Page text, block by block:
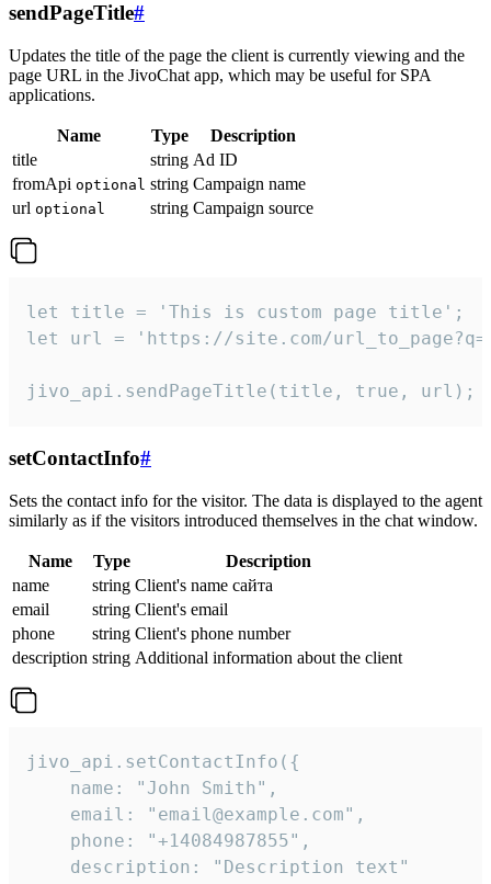
sendPageTitle#
Updates the title of the page the client is currently viewing and the
page URL in the JivoChat app, which may be useful for SPA
applications.
Name Type
Description
title
string Ad ID
fromApi optional string Campaign name
url optional string Campaign source
let title = 'This is custom page title';
let url = 'https://site.com/
jivo_api.sendPageTitle(title, true, url);
setContactInfo#
Sets the contact info for the visitor. The data is displayed to the agent
similarly as if the visitors introduced themselves in the chat window.
Name Type
Description
name
string Client's name сайта
email
string Client's email
phone
string Client's phone number
description string Additional information about the client
jivo_api.setContactInfo({
    name: "John Smith",
    email: "email@example.com",
    phone: "+14084987855",
    description: "Description text"